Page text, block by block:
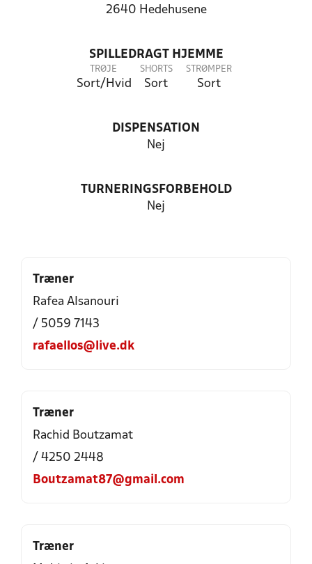
2640 Hedehusene
SPILLEDRAGT HJEMME
TRØJE
Sort/Hvid
SHORTS
Sort
STRØMPER
Sort
DISPENSATION
Nej
TURNERINGSFORBEHOLD
Nej
Træner
Rafea Alsanouri
/ 5059 7143
rafaellos@live.dk
Træner
Rachid Boutzamat
/ 4250 2448
Boutzamat87@gmail.com
Træner